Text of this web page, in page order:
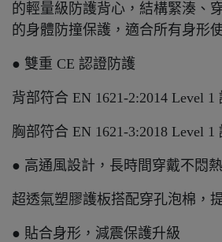
的輕量級防護背心，結構緊湊、
的身體防撞保護，適合所有身形
● 雙重 CE 認證防護
背部符合 EN 1621-2:2014 Level 1
胸部符合 EN 1621-3:2018 Level 1
● 高通風設計，長時間穿戴不悶熱
超透氣塑膠護板搭配穿孔泡棉，
● 貼合身形，減震保護升級